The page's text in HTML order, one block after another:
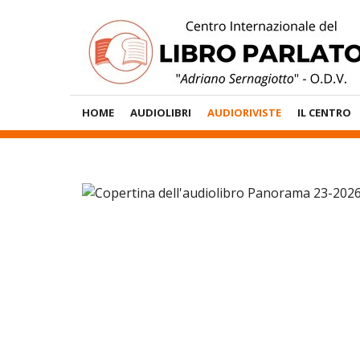
Menù
Principale
HOME AUDIOLIBRI AUDIORIVISTE IL CENTRO